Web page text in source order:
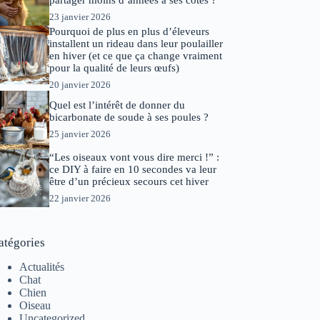
23 janvier 2026
Pourquoi de plus en plus d’éleveurs
installent un rideau dans leur poulailler
en hiver (et ce que ça change vraiment
pour la qualité de leurs œufs)
20 janvier 2026
Quel est l’intérêt de donner du
bicarbonate de soude à ses poules ?
25 janvier 2026
“Les oiseaux vont vous dire merci !” :
ce DIY à faire en 10 secondes va leur
être d’un précieux secours cet hiver
22 janvier 2026
Actualités
Chat
Chien
Oiseau